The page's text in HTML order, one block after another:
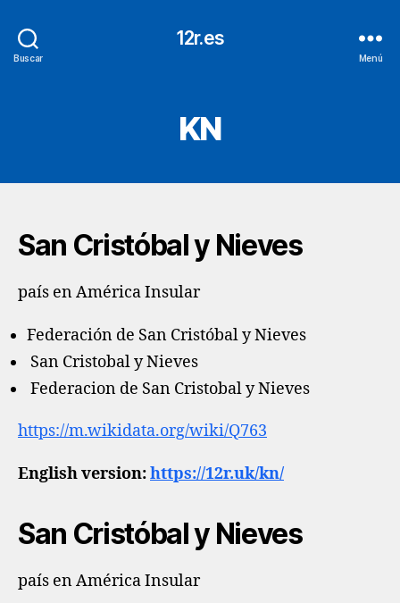
Buscar
12r.es
Menú
KN
San Cristóbal y Nieves
país en América Insular
Federación de San Cristóbal y Nieves
San Cristobal y Nieves
Federacion de San Cristobal y Nieves
https://m.wikidata.org/wiki/Q763
English version:https://12r.uk/kn/
San Cristóbal y Nieves
país en América Insular